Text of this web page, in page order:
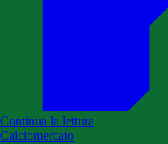
Continua la lettura
Calciomercato